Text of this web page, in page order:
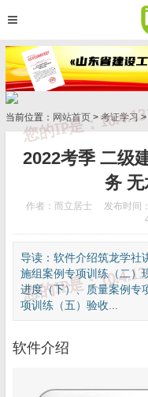
当前位置： 网站首页 > 考证学习>
2022考季 二级
务
作者：而立居士 发布时间
导读：软件介绍筑龙学社
施组案例专项训练（二）
进度（下）、质量案例专
项训练（五）验收...
软件介绍